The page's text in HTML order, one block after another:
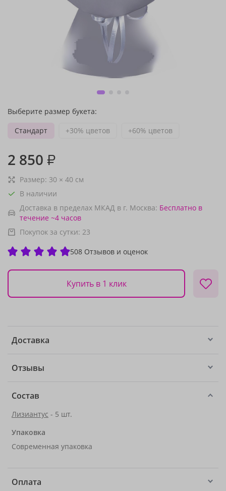
Выберите размер букета:
Стандарт
+30% цветов +60% цветов
2 850 ₽
Размер: 30 × 40 см
В наличии
Доставка в пределах МКАД в г. Москва: Бесплатно в
течение ~4 часов
Покупок за сутки: 23
508 Отзывов и оценок
Купить в 1 клик
Доставка
Отзывы
Состав
Лизиантус - 5 шт.
Упаковка
Современная упаковка
Оплата